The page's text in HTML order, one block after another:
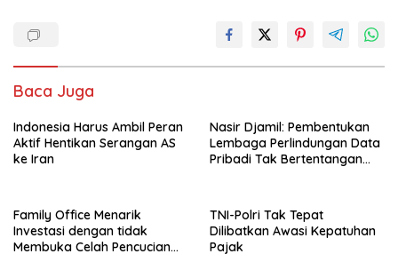
Baca Juga
Indonesia Harus Ambil Peran
Aktif Hentikan Serangan AS
ke Iran
Nasir Djamil: Pembentukan
Lembaga Perlindungan Data
Pribadi Tak Bertentangan
Family Office Menarik
Investasi dengan tidak
Membuka Celah Pencucian
TNI-Polri Tak Tepat
Dilibatkan Awasi Kepatuhan
Pajak